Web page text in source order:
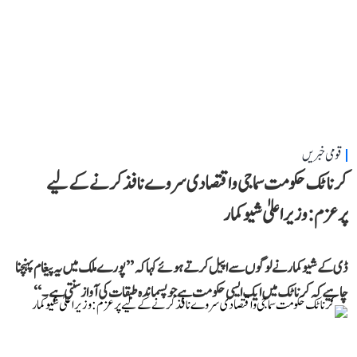
قومی خبریں
کرناٹک حکومت سماجی و اقتصادی سروے نافذ کرنے کے لیے
پرعزم: وزیر اعلیٰ شیوکمار
ڈی کے شیوکمار نے لوگوں سے اپیل کرتے ہوئے کہا کہ ’’پورے ملک میں یہ پیغام پہنچنا
چاہیے کہ کرناٹک میں ایک ایسی حکومت ہے جو پسماندہ طبقات کی آواز سنتی ہے۔‘‘